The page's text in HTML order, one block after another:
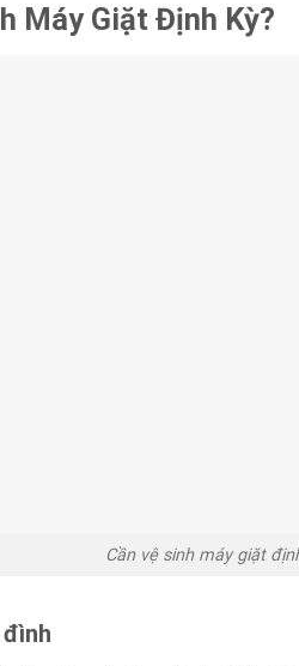
Máy Giặt Định Kỳ?
Cần vệ sinh máy giặt